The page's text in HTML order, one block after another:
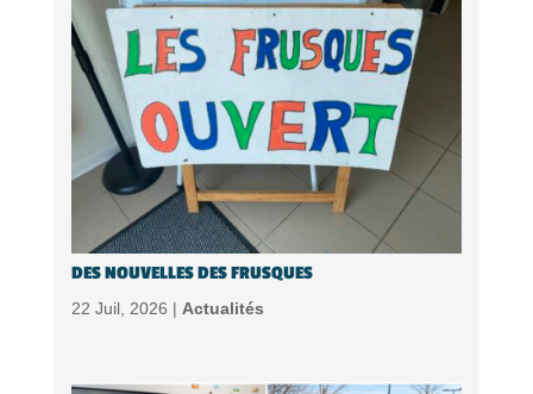
DES NOUVELLES DES FRUSQUES
22 Juil, 2026 | Actualités